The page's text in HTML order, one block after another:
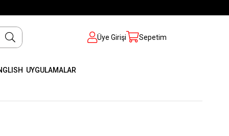
Üye Girişi Sepetim
UYGULAMALAR